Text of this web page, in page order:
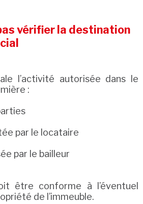
vérifier la destination
l’activité autorisée dans le
:
par le locataire
par le bailleur
être conforme à l’éventuel
de l’immeuble.